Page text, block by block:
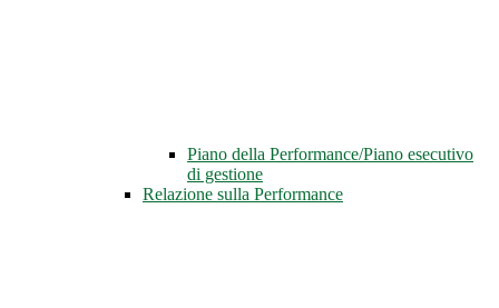
Piano della Performance/Piano esecutivo
di gestione
Relazione sulla Performance